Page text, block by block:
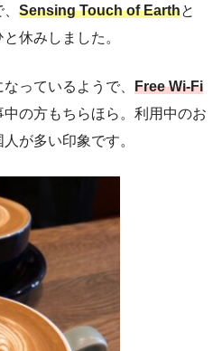
Sensing Touch of Earthと
休みしました。
っているようで、 Free Wi-Fi
の方もちらほら。利用中のお
が多い印象です。